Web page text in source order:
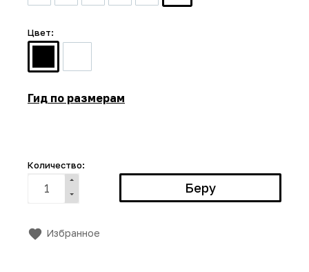
Цвет:
Гид по размерам
Количество:
Избранное